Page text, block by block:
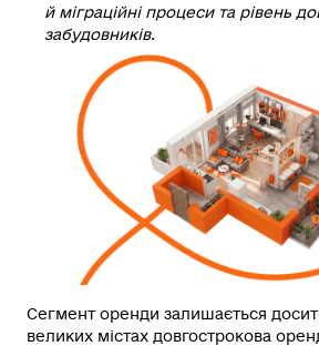
й міграційні процеси та рівень
забудовників.
Сегмент оренди залишається
великих містах довгострокова